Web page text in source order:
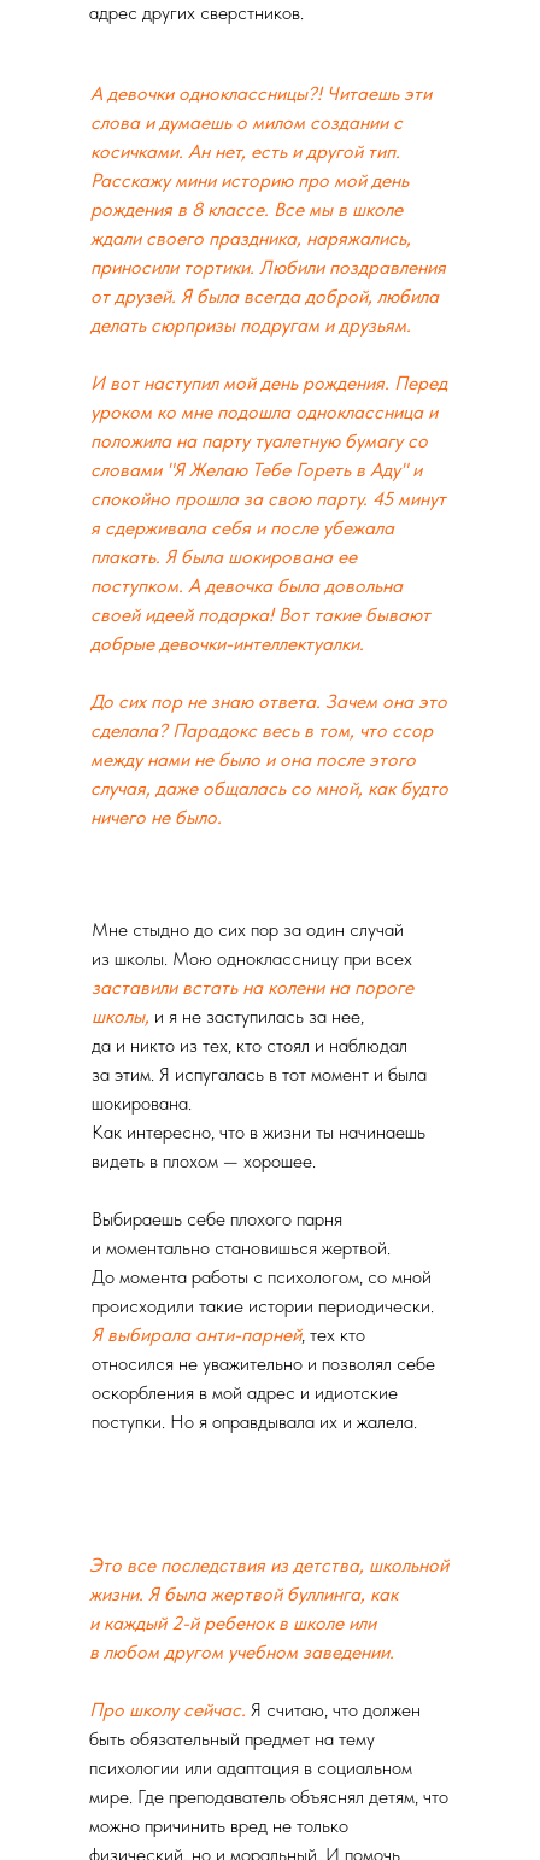
адрес других сверстников.
А девочки одноклассницы?! Читаешь эти
слова и думаешь о милом создании с
косичками. Ан нет, есть и другой тип.
Расскажу мини историю про мой день
рождения в 8 классе. Все мы в школе
ждали своего праздника, наряжались,
приносили тортики. Любили поздравления
от друзей. Я была всегда доброй, любила
делать сюрпризы подругам и друзьям.
И вот наступил мой день рождения. Перед
уроком ко мне подошла одноклассница и
положила на парту туалетную бумагу со
словами "Я Желаю Тебе Гореть в Аду" и
спокойно прошла за свою парту. 45 минут
я сдерживала себя и после убежала
плакать. Я была шокирована ее
поступком. А девочка была довольна
своей идеей подарка! Вот такие бывают
добрые девочки-интеллектуалки.
До сих пор не знаю ответа. Зачем она это
сделала? Парадокс весь в том, что ссор
между нами не было и она после этого
случая, даже общалась со мной, как будто
ничего не было.
Мне стыдно до сих пор за один случай
из школы. Мою одноклассницу при всех
заставили встать на колени на пороге
школы, и я не заступилась за нее,
да и никто из тех, кто стоял и наблюдал
за этим. Я испугалась в тот момент и была
шокирована.
Как интересно, что в жизни ты начинаешь
видеть в плохом — хорошее.
Выбираешь себе плохого парня
и моментально становишься жертвой.
До момента работы с психологом, со мной
происходили такие истории периодически.
Я выбирала анти-парней, тех кто
относился не уважительно и позволял себе
оскорбления в мой адрес и идиотские
поступки. Но я оправдывала их и жалела.
Это все последствия из детства, школьной
жизни. Я была жертвой буллинга, как
и каждый 2-й ребенок в школе или
в любом другом учебном заведении.
Про школу сейчас. Я считаю, что должен
быть обязательный предмет на тему
психологии или адаптация в социальном
мире. Где преподаватель объяснял детям, что
можно причинить вред не только
физический, но и моральный. И помочь